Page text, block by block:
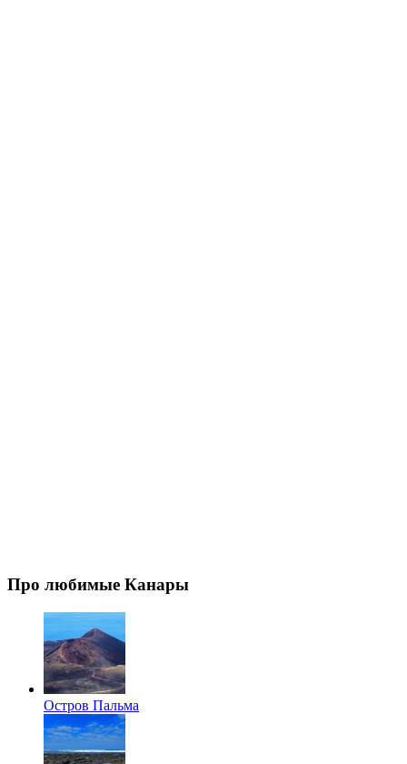
Про любимые Канары
Остров Пальма